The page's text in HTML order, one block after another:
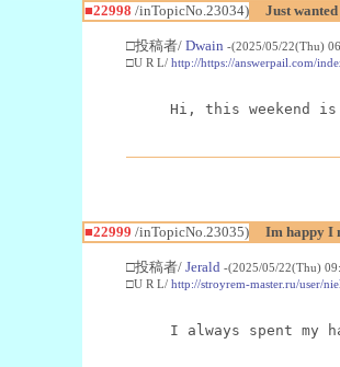
■22998 /inTopicNo.23034) Just
□投稿者/ Dwain -(2025/05/22(Thu)
□U R L/ http://https://answerpail.com/
Hi, this weekend
■22999 /inTopicNo.23035) Im happy I
□投稿者/ Jerald -(2025/05/22(Thu)
□U R L/ http://stroyrem-master.ru/user/
I always spent my